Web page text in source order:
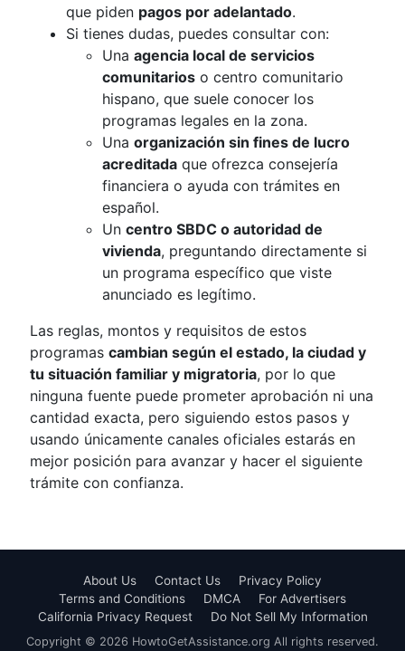
que piden pagos por adelantado.
Si tienes dudas, puedes consultar con:
Una agencia local de servicios
comunitarios o centro comunitario
hispano, que suele conocer los
programas legales en la zona.
Una organización sin fines de lucro
acreditada que ofrezca consejería
financiera o ayuda con trámites en
español.
Un centro SBDC o autoridad de
vivienda, preguntando directamente si
un programa específico que viste
anunciado es legítimo.
Las reglas, montos y requisitos de estos
programas cambian según el estado, la ciudad y
tu situación familiar y migratoria, por lo que
ninguna fuente puede prometer aprobación ni una
cantidad exacta, pero siguiendo estos pasos y
usando únicamente canales oficiales estarás en
mejor posición para avanzar y hacer el siguiente
trámite con confianza.
About Us Contact Us
Privacy Policy
Terms and Conditions
DMCA
For Advertisers
California Privacy Request
Do Not Sell My Information
Copyright © 2026 HowtoGetAssistance.org All rights reserved.